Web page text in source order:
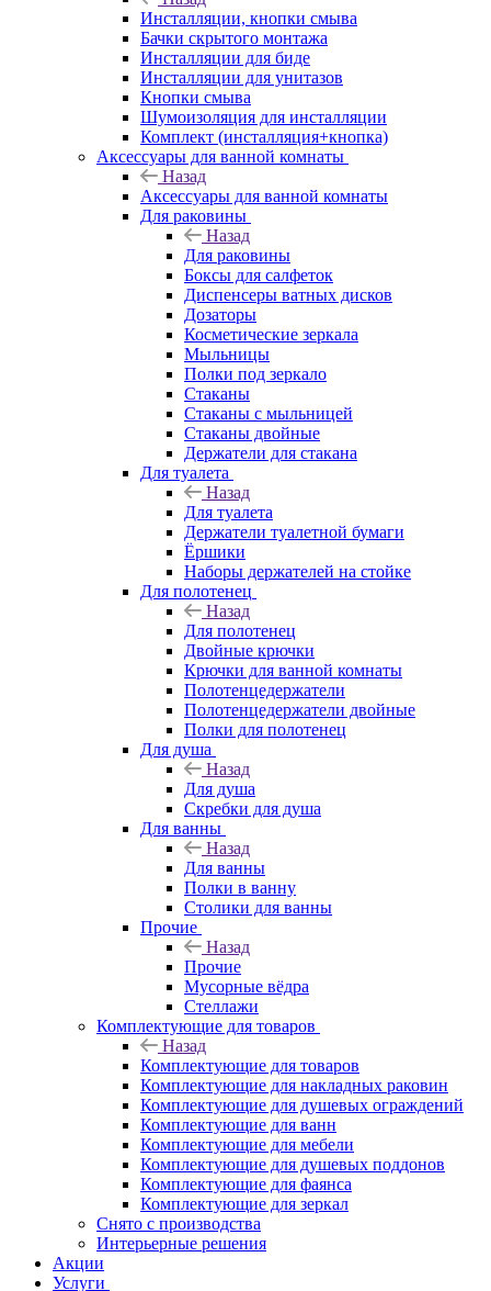
Инсталляции, кнопки смыва
Бачки скрытого монтажа
Инсталляции для биде
Инсталляции для унитазов
Кнопки смыва
Шумоизоляция для инсталляции
Комплект (инсталляция+кнопка)
Аксессуары для ванной комнаты
Назад
Аксессуары для ванной комнаты
Для раковины
Назад
Для раковины
Боксы для салфеток
Диспенсеры ватных дисков
Дозаторы
Косметические зеркала
Мыльницы
Полки под зеркало
Стаканы
Стаканы с мыльницей
Стаканы двойные
Держатели для стакана
Для туалета
Назад
Для туалета
Держатели туалетной бумаги
Ёршики
Наборы держателей на стойке
Для полотенец
Назад
Для полотенец
Двойные крючки
Крючки для ванной комнаты
Полотенцедержатели
Полотенцедержатели двойные
Полки для полотенец
Для душа
Назад
Для душа
Скребки для душа
Для ванны
Назад
Для ванны
Полки в ванну
Столики для ванны
Прочие
Назад
Прочие
Мусорные вёдра
Стеллажи
Комплектующие для товаров
Назад
Комплектующие для товаров
Комплектующие для накладных раковин
Комплектующие для душевых ограждений
Комплектующие для ванн
Комплектующие для мебели
Комплектующие для душевых поддонов
Комплектующие для фаянса
Комплектующие для зеркал
Снято с производства
Интерьерные решения
Акции
Услуги